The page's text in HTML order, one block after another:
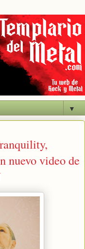
▼
nuevo video de